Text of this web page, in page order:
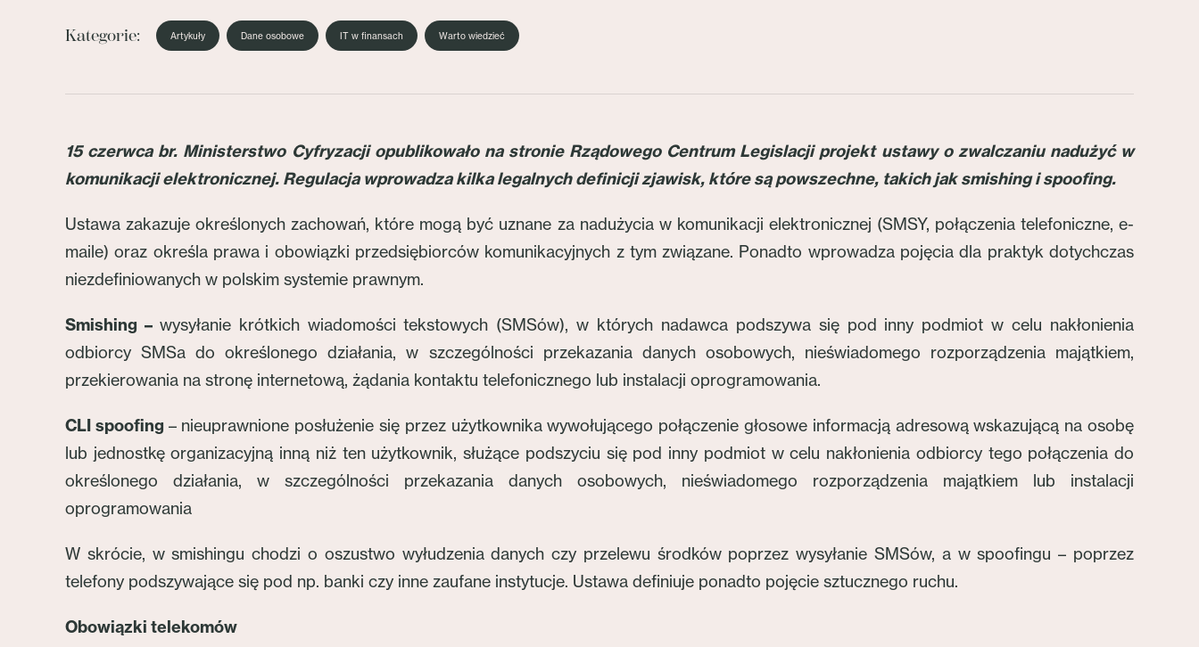
Kategorie: Artykuły Dane osobowe IT w finansach Warto wiedzieć
15 czerwca br. Ministerstwo Cyfryzacji opublikowało na stronie Rządowego Centrum Legislacji projekt ustawy o zwalczaniu nadużyć w
komunikacji elektronicznej. Regulacja wprowadza kilka legalnych definicji zjawisk, które są powszechne, takich jak smishing i spoofing.
Ustawa zakazuje określonych zachowań, które mogą być uznane za nadużycia w komunikacji elektronicznej (SMSY, połączenia telefoniczne, e-
maile) oraz określa prawa i obowiązki przedsiębiorców komunikacyjnych z tym związane. Ponadto wprowadza pojęcia dla praktyk dotychczas
niezdefiniowanych w polskim systemie prawnym.
Smishing – wysyłanie krótkich wiadomości tekstowych (SMSów), w których nadawca podszywa się pod inny podmiot w celu nakłonienia
odbiorcy SMSa do określonego działania, w szczególności przekazania danych osobowych, nieświadomego rozporządzenia majątkiem,
przekierowania na stronę internetową, żądania kontaktu telefonicznego lub instalacji oprogramowania.
CLI spoofing – nieuprawnione posłużenie się przez użytkownika wywołującego połączenie głosowe informacją adresową wskazującą na osobę
lub jednostkę organizacyjną inną niż ten użytkownik, służące podszyciu się pod inny podmiot w celu nakłonienia odbiorcy tego połączenia do
określonego działania, w szczególności przekazania danych osobowych, nieświadomego rozporządzenia majątkiem lub instalacji
oprogramowania
W skrócie, w smishingu chodzi o oszustwo wyłudzenia danych czy przelewu środków poprzez wysyłanie SMSów, a w spoofingu – poprzez
telefony podszywające się pod np. banki czy inne zaufane instytucje. Ustawa definiuje ponadto pojęcie sztucznego ruchu.
Obowiązki telekomów